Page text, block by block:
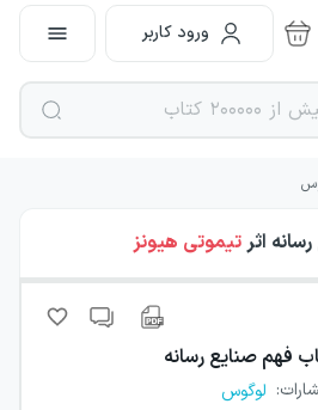
ورود کاربر
اثرتیموتی هیونز
فهم صنایع رسانه
: لوگوس